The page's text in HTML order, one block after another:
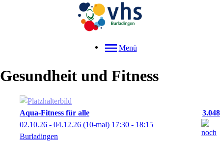
Menü
Gesundheit und Fitness
Aqua-Fitness für alle
3.048
02.10.26 - 04.12.26 (10-mal) 17:30 - 18:15
Burladingen